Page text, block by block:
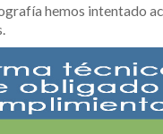
hemos intentado